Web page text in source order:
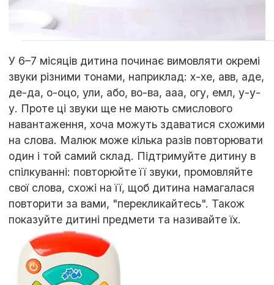
У 6–7 місяців дитина починає вимовляти окремі
звуки різними тонами, наприклад: х-хе, авв, аде,
де-да, о-оцо, ули, або, во-ва, ааа, огу, емл, у-у-
у. Проте ці звуки ще не мають смислового
навантаження, хоча можуть здаватися схожими
на слова. Малюк може кілька разів повторювати
один і той самий склад. Підтримуйте дитину в
спілкуванні: повторюйте її звуки, промовляйте
свої слова, схожі на її, щоб дитина намагалася
повторити за вами, "перекликайтесь". Також
показуйте дитині предмети та називайте їх.